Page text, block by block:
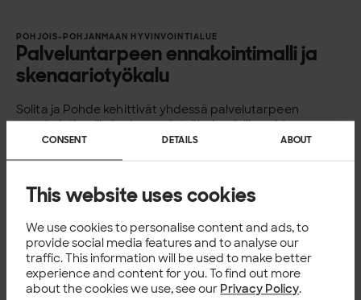
CONSENT DETAILS ABOUT
This website uses cookies
We use cookies to personalise content and ads, to
provide social media features and to analyse our
traffic. This information will be used to make better
experience and content for you. To find out more
about the cookies we use, see our Privacy Policy.
POHJOIS-POHJANMAAN HYVINVOINTIALUE
Palveluntarpeen ennakointimalli ja
skenaariotyökalu
Solita ja Pohde kehittivät yhdessä palvelutarpeen
ennakointimallin ja skenaariotyökalun, joilla voidaan
arvioida hoidon tulevaa kysyntää sekä sen vaikutuksia
Modernilla tietoallasratkaisulla apua